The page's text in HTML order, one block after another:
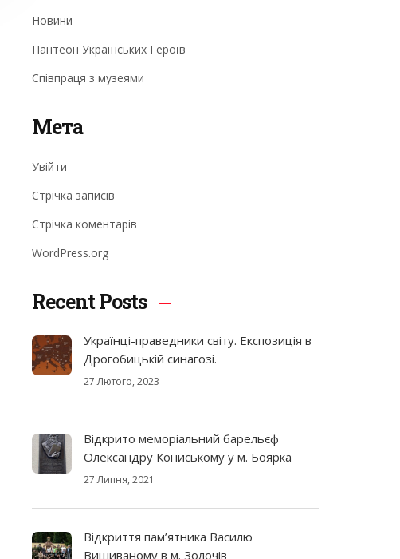
Новини
Пантеон Українських Героїв
Співпраця з музеями
Мета
Увійти
Стрічка записів
Стрічка коментарів
WordPress.org
Recent Posts
Українці-праведники світу. Експозиція в
Дрогобицькій синагозі.
27 Лютого, 2023
Відкрито меморіальний барельєф
Олександру Кониському у м. Боярка
27 Липня, 2021
Відкриття пам’ятника Василю
Вишиваному в м. Золочів